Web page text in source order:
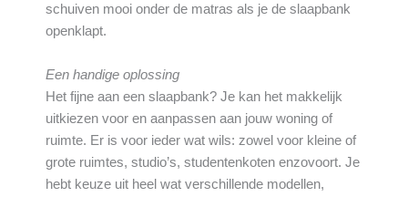
schuiven mooi onder de matras als je de slaapbank
openklapt.
Een handige oplossing
Het fijne aan een slaapbank? Je kan het makkelijk
uitkiezen voor en aanpassen aan jouw woning of
ruimte. Er is voor ieder wat wils: zowel voor kleine of
grote ruimtes, studio’s, studentenkoten enzovoort. Je
hebt keuze uit heel wat verschillende modellen,